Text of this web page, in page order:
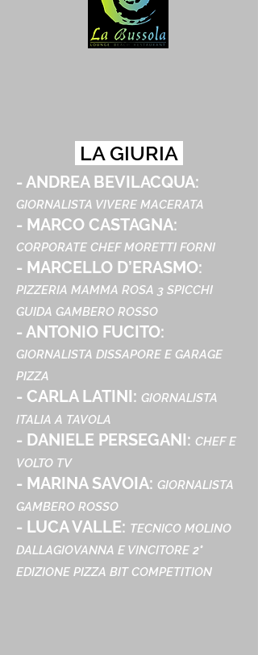
LA GIURIA
- ANDREA BEVILACQUA:
GIORNALISTA VIVERE MACERATA
- MARCO CASTAGNA:
CORPORATE CHEF MORETTI FORNI
- MARCELLO D’ERASMO:
PIZZERIA MAMMA ROSA 3 SPICCHI
GUIDA GAMBERO ROSSO
- ANTONIO FUCITO:
GIORNALISTA DISSAPORE E GARAGE
PIZZA
- CARLA LATINI: GIORNALISTA
ITALIA A TAVOLA
- DANIELE PERSEGANI: CHEF E
VOLTO TV
- MARINA SAVOIA: GIORNALISTA
GAMBERO ROSSO
- LUCA VALLE: TECNICO MOLINO
DALLAGIOVANNA E VINCITORE 2°
EDIZIONE PIZZA BIT COMPETITION